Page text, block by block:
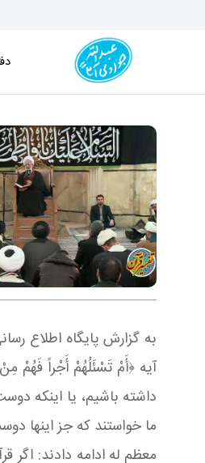
به گزارش پایگاه اطلاع
آيه ﴿أَمْ تَسْئَلُهُمْ أَجْراً فَهُمْ
داشته باشيم، یا اینکه
ما خواستند که جز اينها
معظم له ادامه دادند: اگر